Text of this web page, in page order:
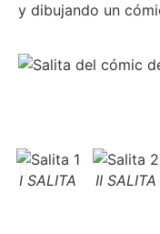
y dibujando un
I SALITA II SALITA